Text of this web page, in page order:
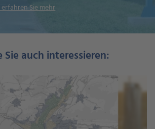
erfahren Sie mehr
Sie auch interessieren: